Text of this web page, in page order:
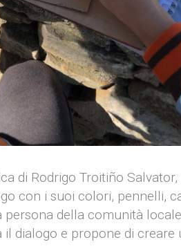
di Rodrigo Troitiño
con i suoi colori, pennelli,
della comunità locale
dialogo e propone di creare